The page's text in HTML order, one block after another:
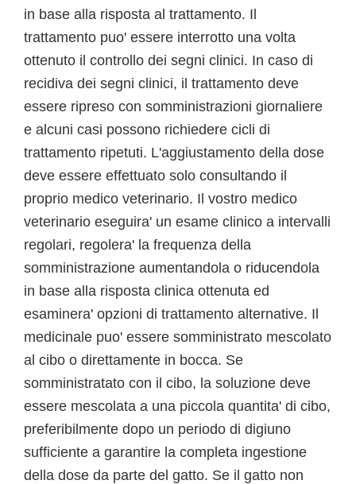
in base alla risposta al trattamento. Il
trattamento puo' essere interrotto una volta
ottenuto il controllo dei segni clinici. In caso di
recidiva dei segni clinici, il trattamento deve
essere ripreso con somministrazioni giornaliere
e alcuni casi possono richiedere cicli di
trattamento ripetuti. L'aggiustamento della dose
deve essere effettuato solo consultando il
proprio medico veterinario. Il vostro medico
veterinario eseguira' un esame clinico a intervalli
regolari, regolera' la frequenza della
somministrazione aumentandola o riducendola
in base alla risposta clinica ottenuta ed
esaminera' opzioni di trattamento alternative. Il
medicinale puo' essere somministrato mescolato
al cibo o direttamente in bocca. Se
somministratato con il cibo, la soluzione deve
essere mescolata a una piccola quantita' di cibo,
preferibilmente dopo un periodo di digiuno
sufficiente a garantire la completa ingestione
della dose da parte del gatto. Se il gatto non